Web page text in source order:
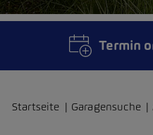
Startseite Garagensuche
Termin